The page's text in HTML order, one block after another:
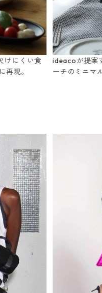
けにくい食
再現。
ideacoが提案
ーチのミニマ